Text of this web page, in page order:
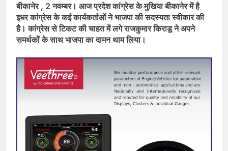
बीकानेर , 2 नवम्बर। आज प्रदेश कांग्रेस के मुखिया बीकानेर में है
इधर कांग्रेस के कई कार्यकर्ताओं ने भाजपा की सदस्यता स्वीकार की
है। कांग्रेस से टिकट की चाहत में लगे राजकुमार किराडू ने अपने
समर्थकों के साथ भाजपा का दामन थाम लिया।